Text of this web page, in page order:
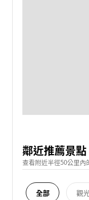
鄰近推薦景點
查看附近半徑50公里內
全部 觀